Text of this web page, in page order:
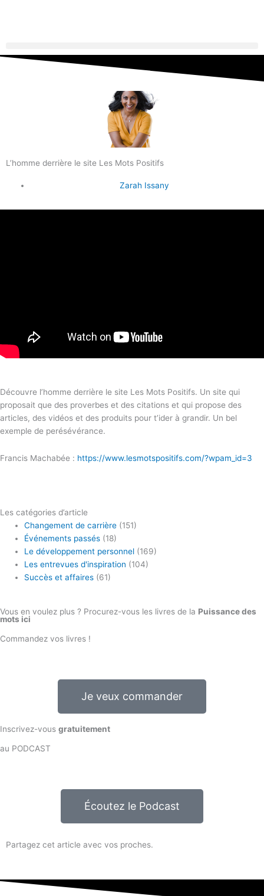
L’homme derrière le site Les Mots Positifs
Zarah Issany
Découvre l’homme derrière le site Les Mots Positifs. Un site qui
proposait que des proverbes et des citations et qui propose des
articles, des vidéos et des produits pour t’ider à grandir. Un bel
exemple de perésévérance.
Francis Machabée : https://www.lesmotspositifs.com/?wpam_id=3
Les catégories d’article
Changement de carrière (151)
Événements passés (18)
Le développement personnel (169)
Les entrevues d'inspiration (104)
Succès et affaires (61)
Vous en voulez plus ? Procurez-vous les livres de la Puissance des
mots ici
Commandez vos livres !
Je veux commander
Inscrivez-vous gratuitement
au PODCAST
Écoutez le Podcast
Partagez cet article avec vos proches.